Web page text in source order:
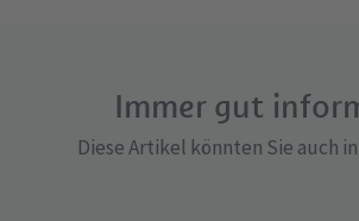
Immer gut
Diese Artikel könnten Sie auch